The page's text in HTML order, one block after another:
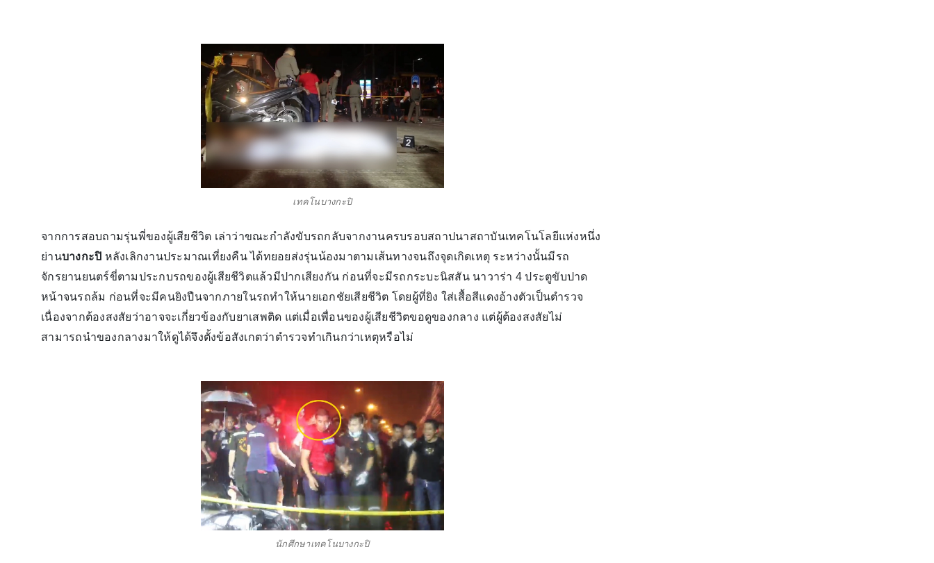
เทคโนบางกะปิ
จากการสอบถามรุ่นพี่ของผู้เสียชีวิต เล่าว่าขณะกำลังขับรถกลับจากงานครบรอบสถาปนาสถาบันเทคโนโลยีแห่งหนึ่ง
ย่านบางกะปิ หลังเลิกงานประมาณเที่ยงคืน ได้ทยอยส่งรุ่นน้องมาตามเส้นทางจนถึงจุดเกิดเหตุ ระหว่างนั้นมีรถ
จักรยานยนตร์ขี่ตามประกบรถของผู้เสียชีวิตแล้วมีปากเสียงกัน ก่อนที่จะมีรถกระบะนิสสัน นาวาร่า 4 ประตูขับปาด
หน้าจนรถล้ม ก่อนที่จะมีคนยิงปืนจากภายในรถทำให้นายเอกชัยเสียชีวิต โดยผู้ที่ยิง ใส่เสื้อสีแดงอ้างตัวเป็นตำรวจ
เนื่องจากต้องสงสัยว่าอาจจะเกี่ยวข้องกับยาเสพติด แต่เมื่อเพื่อนของผู้เสียชีวิตขอดูของกลาง แต่ผู้ต้องสงสัยไม่
สามารถนำของกลางมาให้ดูได้จึงตั้งข้อสังเกตว่าตำรวจทำเกินกว่าเหตุหรือไม่
นักศึกษาเทคโนบางกะปิ